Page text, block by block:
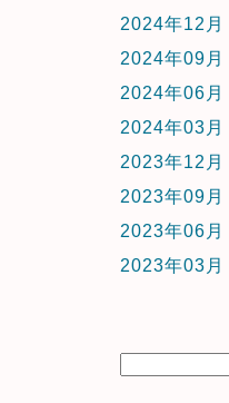
2024年12月
2024年09月
2024年06月
2024年03月
2023年12月
2023年09月
2023年06月
2023年03月